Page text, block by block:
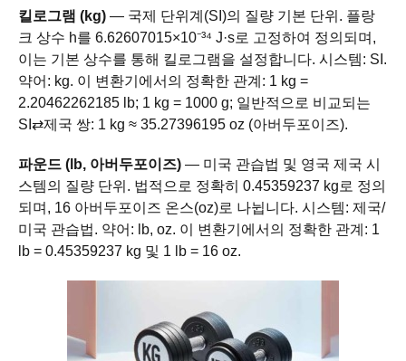
킬로그램 (kg) — 국제 단위계(SI)의 질량 기본 단위. 플랑
크 상수 h를 6.62607015×10⁻³⁴ J·s로 고정하여 정의되며,
이는 기본 상수를 통해 킬로그램을 설정합니다. 시스템: SI.
약어: kg. 이 변환기에서의 정확한 관계: 1 kg =
2.20462262185 lb; 1 kg = 1000 g; 일반적으로 비교되는
SI⇄제국 쌍: 1 kg ≈ 35.27396195 oz (아버두포이즈).
파운드 (lb, 아버두포이즈) — 미국 관습법 및 영국 제국 시
스템의 질량 단위. 법적으로 정확히 0.45359237 kg로 정의
되며, 16 아버두포이즈 온스(oz)로 나뉩니다. 시스템: 제국/
미국 관습법. 약어: lb, oz. 이 변환기에서의 정확한 관계: 1
lb = 0.45359237 kg 및 1 lb = 16 oz.